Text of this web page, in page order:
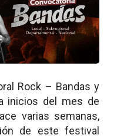
Rock – Bandas y
inicios del mes de
varias semanas,
de este festival